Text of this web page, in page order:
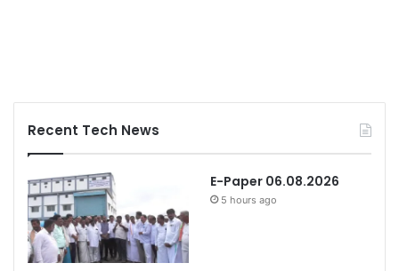
Recent Tech News
E-Paper 06.08.2026
5 hours ago